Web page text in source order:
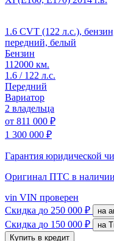
1.6 CVT (122 л.с.),
передний, белый
Бензин
112000 км.
1.6 / 122 л.с.
Передний
Вариатор
2 владельца
от 811 000 ₽
1 300 000 ₽
Гарантия юридической
Оригинал ПТС в наличии
vin VIN проверен
Скидка до 250 000 ₽
Скидка до 150 000 ₽
Купить в кредит